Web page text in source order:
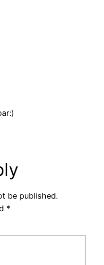
be published.
*